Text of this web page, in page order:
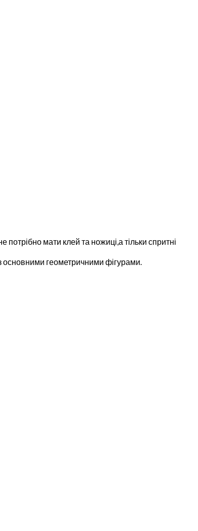
мати клей та ножиці,а тільки спритні
основними геометричними фігурами.